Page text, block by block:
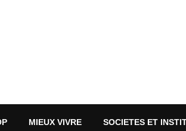
MIEUX VIVRE SOCIETES ET